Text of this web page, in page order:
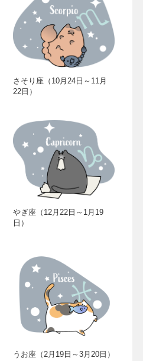
さそり座（10月24日～11月
22日）
やぎ座（12月22日～1月19
日）
うお座（2月19日～3月20日）